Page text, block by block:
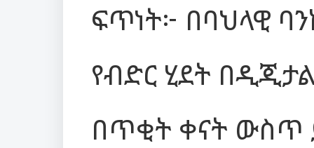
ፍጥነት፦ በባህላዊ
የብድር ሂደት
በጥቂት ቀናት ውስጥ